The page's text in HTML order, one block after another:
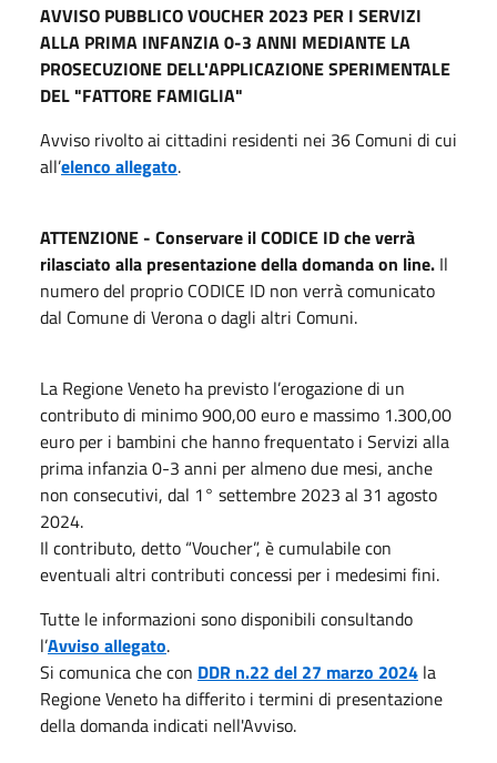
AVVISO PUBBLICO VOUCHER 2023 PER I SERVIZI
ALLA PRIMA INFANZIA 0-3 ANNI MEDIANTE LA
PROSECUZIONE DELL'APPLICAZIONE SPERIMENTALE
DEL "FATTORE FAMIGLIA"
Avviso rivolto ai cittadini residenti nei 36 Comuni di cui
all’elenco allegato.
ATTENZIONE - Conservare il CODICE ID che verrà
rilasciato alla presentazione della domanda on line. Il
numero del proprio CODICE ID non verrà comunicato
dal Comune di Verona o dagli altri Comuni.
La Regione Veneto ha previsto l’erogazione di un
contributo di minimo 900,00 euro e massimo 1.300,00
euro per i bambini che hanno frequentato i Servizi alla
prima infanzia 0-3 anni per almeno due mesi, anche
non consecutivi, dal 1° settembre 2023 al 31 agosto
2024.
Il contributo, detto “Voucher”, è cumulabile con
eventuali altri contributi concessi per i medesimi fini.
Tutte le informazioni sono disponibili consultando
l’Avviso allegato.
Si comunica che con DDR n.22 del 27 marzo 2024 la
Regione Veneto ha differito i termini di presentazione
della domanda indicati nell'Avviso.